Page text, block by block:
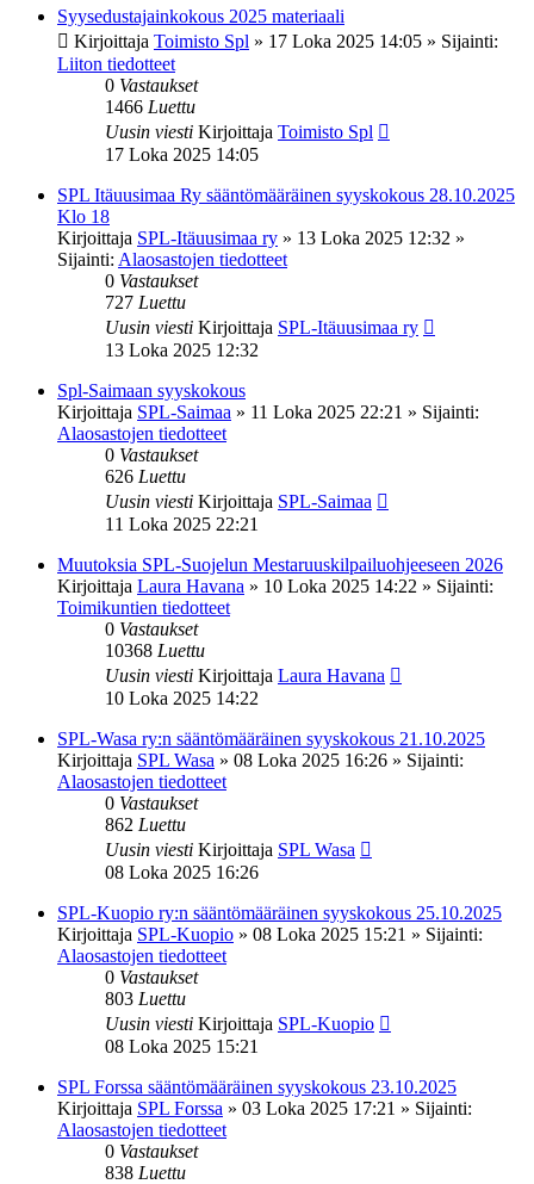
Syysedustajainkokous 2025 materiaali
Kirjoittaja Toimisto Spl » 17 Loka 2025 14:05 » Sijainti:
Liiton tiedotteet
0 Vastaukset
1466 Luettu
Uusin viesti Kirjoittaja Toimisto Spl
17 Loka 2025 14:05
SPL Itäuusimaa Ry sääntömääräinen syyskokous 28.10.2025
Klo 18
Kirjoittaja SPL-Itäuusimaa ry » 13 Loka 2025 12:32 »
Sijainti: Alaosastojen tiedotteet
0 Vastaukset
727 Luettu
Uusin viesti Kirjoittaja SPL-Itäuusimaa ry
13 Loka 2025 12:32
Spl-Saimaan syyskokous
Kirjoittaja SPL-Saimaa » 11 Loka 2025 22:21 » Sijainti:
Alaosastojen tiedotteet
0 Vastaukset
626 Luettu
Uusin viesti Kirjoittaja SPL-Saimaa
11 Loka 2025 22:21
Muutoksia SPL-Suojelun Mestaruuskilpailuohjeeseen 2026
Kirjoittaja Laura Havana » 10 Loka 2025 14:22 » Sijainti:
Toimikuntien tiedotteet
0 Vastaukset
10368 Luettu
Uusin viesti Kirjoittaja Laura Havana
10 Loka 2025 14:22
SPL-Wasa ry:n sääntömääräinen syyskokous 21.10.2025
Kirjoittaja SPL Wasa » 08 Loka 2025 16:26 » Sijainti:
Alaosastojen tiedotteet
0 Vastaukset
862 Luettu
Uusin viesti Kirjoittaja SPL Wasa
08 Loka 2025 16:26
SPL-Kuopio ry:n sääntömääräinen syyskokous 25.10.2025
Kirjoittaja SPL-Kuopio » 08 Loka 2025 15:21 » Sijainti:
Alaosastojen tiedotteet
0 Vastaukset
803 Luettu
Uusin viesti Kirjoittaja SPL-Kuopio
08 Loka 2025 15:21
SPL Forssa sääntömääräinen syyskokous 23.10.2025
Kirjoittaja SPL Forssa » 03 Loka 2025 17:21 » Sijainti:
Alaosastojen tiedotteet
0 Vastaukset
838 Luettu